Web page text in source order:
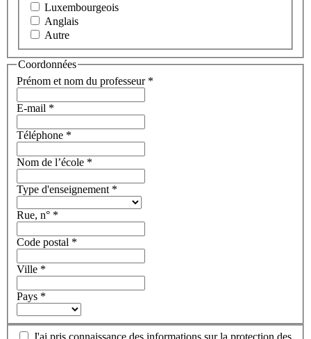
Luxembourgeois
Anglais
Autre
Coordonnées
Prénom et nom du professeur *
E-mail *
Téléphone *
Nom de l’école *
Type d'enseignement *
Rue, n° *
Code postal *
Ville *
Pays *